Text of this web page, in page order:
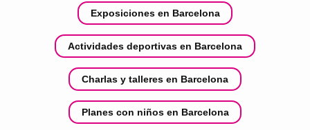
Exposiciones en Barcelona
Actividades deportivas en Barcelona
Charlas y talleres en Barcelona
Planes con niños en Barcelona